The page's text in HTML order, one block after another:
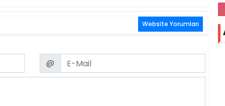
Website Yorumları
Email
@